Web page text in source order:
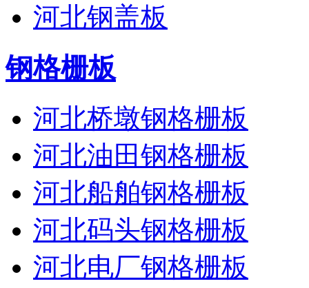
河北钢盖板
钢格栅板
河北桥墩钢格栅板
河北油田钢格栅板
河北船舶钢格栅板
河北码头钢格栅板
河北电厂钢格栅板